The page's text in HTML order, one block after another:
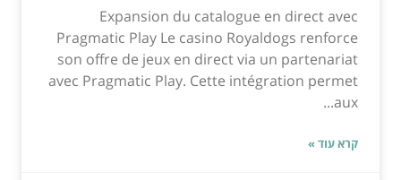
Expansion du catalogue en direct avec
Pragmatic Play Le casino Royaldogs renforce
son offre de jeux en direct via un partenariat
avec Pragmatic Play. Cette intégration permet
aux...
קרא עוד »